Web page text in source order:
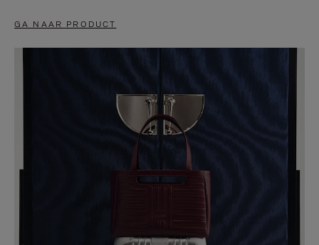
GA NAAR PRODUCT